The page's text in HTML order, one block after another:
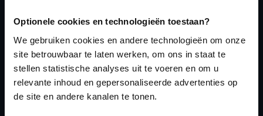
Optionele cookies en technologieën toestaan?
We gebruiken cookies en andere technologieën om onze
site betrouwbaar te laten werken, om ons in staat te
stellen statistische analyses uit te voeren en om u
relevante inhoud en gepersonaliseerde advertenties op
de site en andere kanalen te tonen.
Inschrijven